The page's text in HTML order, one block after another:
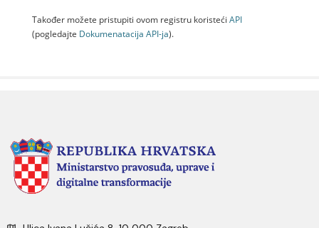
Također možete pristupiti ovom registru koristeći API
(pogledajte Dokumenаtаcijа API-jа).